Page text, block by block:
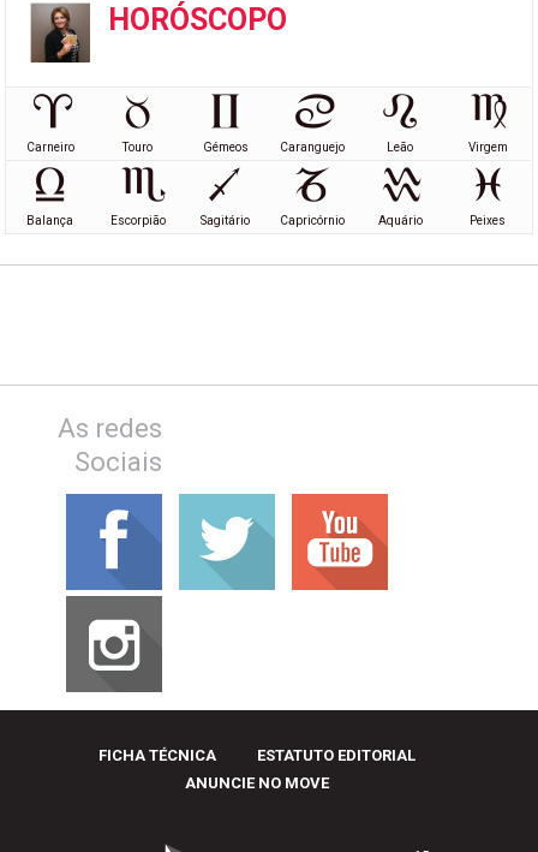
HORÓSCOPO
Carneiro Touro Gémeos Caranguejo Leão Virgem
Balança Escorpião Sagitário Capricórnio Aquário Peixes
As redes
Sociais
FICHA TÉCNICA
ESTATUTO EDITORIAL
ANUNCIE NO MOVE